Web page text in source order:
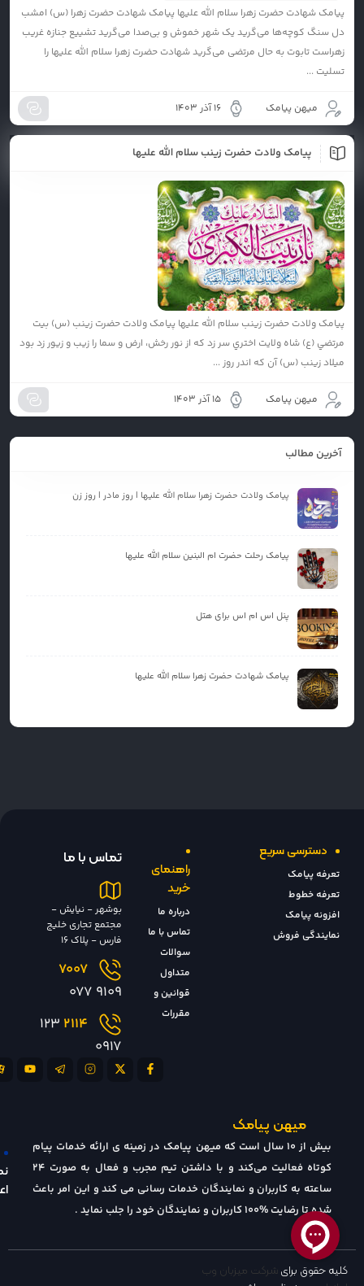
پیامک شهادت حضرت زهرا سلام الله علیها پیامک شهادت حضرت زهرا (س) امشب
دل سنگ کوچه‌ها می‌گرید یک شهر خموش و بی‌صدا می‌گرید تشییع جنازه غریب
زهراست تابوت به حال مرتضی می‌گرید شهادت حضرت زهرا سلام الله علیها را
تسلیت ...
میهن پیامک 16 آذر 1403
پیامک ولادت حضرت زینب سلام الله علیها
پیامک ولادت حضرت زینب سلام الله علیها پیامک ولادت حضرت زینب (س) بيت
مرتضي (ع) شاه ولايت اختري سر زد که از نور رخش، ارض و سما را زيب و زيور زد بود
ميلاد زينب (س) آن که اندر روز ...
میهن پیامک 15 آذر 1403
آخرین مطالب
پیامک ولادت حضرت زهرا سلام الله علیها | روز مادر | روز زن
پیامک رحلت حضرت ام البنین سلام الله علیها
پنل اس ام اس برای هتل
پیامک شهادت حضرت زهرا سلام الله علیها
دسترسی سریع
تعرفه پیامک
تعرفه خطوط
افزونه پیامک
نمایندگی فروش
راهنمای
خرید
درباره ما
تماس با ما
سوالات
متداول
قوانین و
مقررات
تماس با ما
بوشهر - نیایش -
مجتمع تجاری خلیج
فارس - پلاک 16
7007
9109 077
2114
123
0917
میهن پیامک
بیش از 10 سال است که میهن پیامک در زمینه ی ارائه خدمات پیام
کوتاه فعالیت می‌کند و با داشتن تیم مجرب و فعال به صورت ۲۴
ساعته به کاربران و نمایندگان خدمات رسانی می کند و این امر باعث
شده تا رضایت %۱۰۰ کاربران و نمایندگان خود را جلب نماید .
کلیه حقوق برای شرکت میزبان وب